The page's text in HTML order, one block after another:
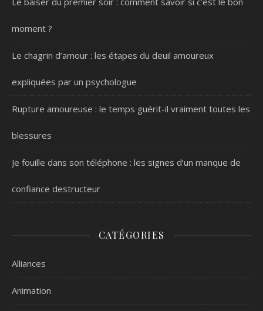
moment ?
Le chagrin d’amour : les étapes du deuil amoureux
expliquées par un psychologue
Rupture amoureuse : le temps guérit-il vraiment toutes les
blessures
Je fouille dans son téléphone : les signes d’un manque de
confiance destructeur
CATÉGORIES
Alliances
Animation